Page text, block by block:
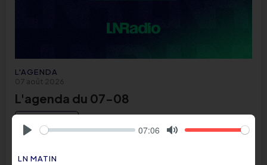
L'AGENDA
07 août 2026
L'agenda du 07-08
07:06
LN MATIN